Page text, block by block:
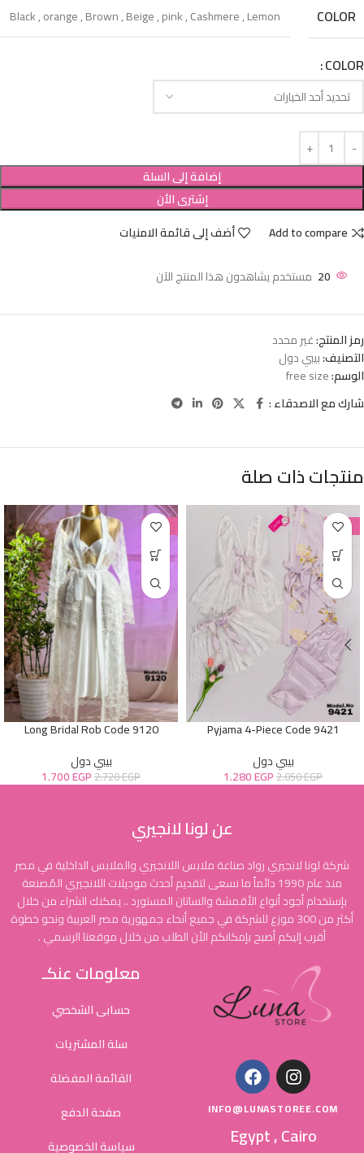
COLOR
Black,orange,Brown,Beige,pink,Cashmere,Lemon
COLOR
إضافة إلى السلة
إشترى الأن
Add to compare
أضف إلى قائمة الامنيات
20 مستخدم يشاهدون هذا المنتج الآن
رمز المنتج:غير محدد
التصنيف:بيبي دول
الوسم:free size
شارك مع الاصدقاء :
منتجات ذات صلة
-38%
Pyjama 4-Piece Code 9421
بيبي دول
2.050EGP
1.280EGP
-38%
Long Bridal Rob Code 9120
بيبي دول
2.720EGP
1.700EGP
عن لونا لانجيري
شركة لونا لانجيري رواد صناعة ملابس اللانجيري والملابس الداخلية في مصر
منذ عام 1990 دائماً ما نسعى لتقديم أحدث موديلات اللانجيري المُصنعة
بإستخدام أجود أنواع الأقمشة والساتان المستورد .. يمكنك الشراء من خلال
أكثر من 300 موزع للشركة في جميع أنحاء جمهورية مصر العربية ونحو خطوة
أقرب إليكم أصبح بإمكانكم الأن الطلب من خلال موقعنا الرسمي .
INFO@LUNASTOREE.COM
Egypt , Cairo
معلومات عنكـ
حسابى الشخصي
سلة المشتريات
القائمة المفضلة
صفحة الدفع
سياسة الخصوصية